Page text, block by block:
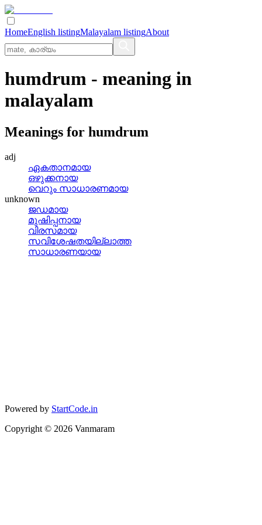
HomeEnglish listingMalayalam listingAbout
humdrum - meaning in
malayalam
Meanings for humdrum
adj
ഏകതാനമായ
ഒഴുക്കനായ
വെറും സാധാരണമായ
unknown
ജഡമായ
മുഷിപ്പനായ
വിരസമായ
സവിശേഷതയില്ലാത്ത
സാധാരണയായ
Powered by StartCode.in
Copyright © 2026 Vanmaram